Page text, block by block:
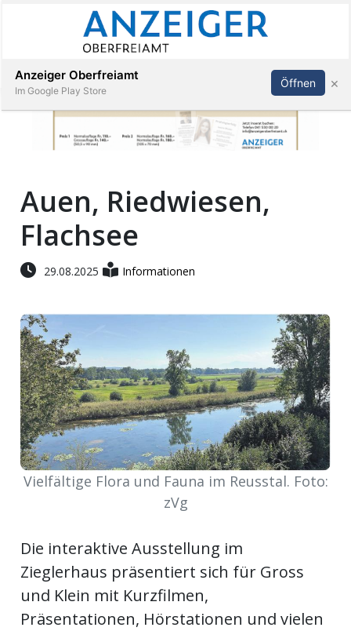
Veranstaltungen
Stellen
App
Auw
offizielle
Mitteilungen
Abonnieren Anmelden
Auen, Riedwiesen,
Flachsee
29.08.2025 Informationen
Vielfältige Flora und Fauna im Reusstal. Foto:
zVg
Die interaktive Ausstellung im
Zieglerhaus präsentiert sich für Gross
und Klein mit Kurzfilmen,
Präsentationen, Hörstationen und vielen
Anzeiger Oberfreiamt
Im Google Play Store
Öffnen ×